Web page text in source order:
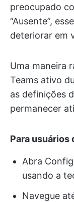
preocupado
“Ausente”,
deteriorar em
Uma maneira
Teams ativo
as definições
permanecer
Para usuários
Abra
usando a
Navegue